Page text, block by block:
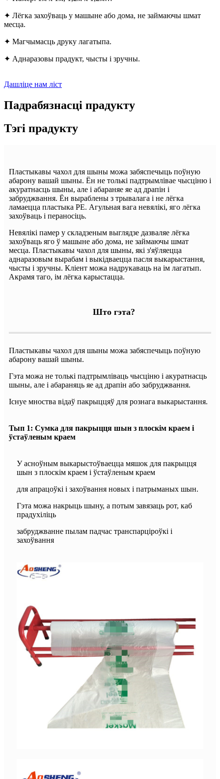
✦ Лёгка захоўваць у машыне або дома, не займаючы шмат
месца.
✦ Магчымасць друку лагатыпа.
✦ Аднаразовы прадукт, чысты і зручны.
Дашліце нам ліст
Падрабязнасці прадукту
Тэгі прадукту
Пластыкавы чахол для шыны можа забяспечыць поўную
абарону вашай шыны. Ён не толькі падтрымлівае чысціню і
акуратнасць шыны, але і абараняе яе ад драпін і
забруджвання. Ён выраблены з трывалага і не лёгка
ламаецца пластыка PE. Агульная вага невялікі, яго лёгка
захоўваць і пераносіць.
Невялікі памер у складзеным выглядзе дазваляе лёгка
захоўваць яго ў машыне або дома, не займаючы шмат
месца. Пластыкавы чахол для шыны, які з'яўляецца
аднаразовым вырабам і выкідваецца пасля выкарыстання,
чысты і зручны. Кліент можа надрукаваць на ім лагатып.
Акрамя таго, ім лёгка карыстацца.
Што гэта?
Пластыкавы чахол для шыны можа забяспечыць поўную
абарону вашай шыны.
Гэта можа не толькі падтрымліваць чысціню і акуратнасць
шыны, але і абараняць яе ад драпін або забруджвання.
Існуе мноства відаў пакрыццяў для рознага выкарыстання.
Тып 1: Сумка для пакрыцця шын з плоскім краем і
ўстаўленым краем
У асноўным выкарыстоўваецца мяшок для пакрыцця
шын з плоскім краем і ўстаўленым краем
для апрацоўкі і захоўвання новых і патрыманых шын.
Гэта можа накрыць шыну, а потым завязаць рот, каб
прадухіліць
забруджванне пылам падчас транспарціроўкі і
захоўвання